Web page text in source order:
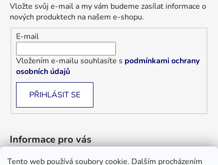
Tento web používá soubory cookie. Dalším procházením
Vložte svůj e-mail a my vám budeme zasílat informace o
nových produktech na našem e-shopu.
E-mail
Vložením e-mailu souhlasíte s podmínkami ochrany
osobních údajů
PŘIHLÁSIT SE
Informace pro vás
Jak nakupovat